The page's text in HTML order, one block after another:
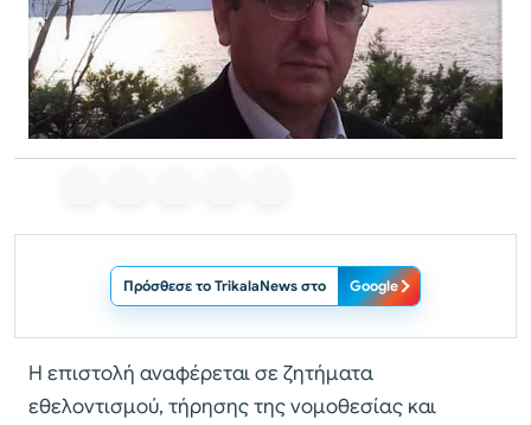
Πρόσθεσε το TrikalaNews στο Google
Η επιστολή αναφέρεται σε ζητήματα
εθελοντισμού, τήρησης της νομοθεσίας και